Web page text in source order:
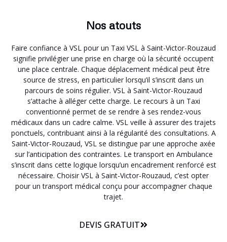
Nos atouts
Faire confiance à VSL pour un Taxi VSL à Saint-Victor-Rouzaud
signifie privilégier une prise en charge où la sécurité occupent
une place centrale. Chaque déplacement médical peut être
source de stress, en particulier lorsqu’il s’inscrit dans un
parcours de soins régulier. VSL à Saint-Victor-Rouzaud
s’attache à alléger cette charge. Le recours à un Taxi
conventionné permet de se rendre à ses rendez-vous
médicaux dans un cadre calme. VSL veille à assurer des trajets
ponctuels, contribuant ainsi à la régularité des consultations. A
Saint-Victor-Rouzaud, VSL se distingue par une approche axée
sur l’anticipation des contraintes. Le transport en Ambulance
s’inscrit dans cette logique lorsqu’un encadrement renforcé est
nécessaire. Choisir VSL à Saint-Victor-Rouzaud, c’est opter
pour un transport médical conçu pour accompagner chaque
trajet.
DEVIS GRATUIT